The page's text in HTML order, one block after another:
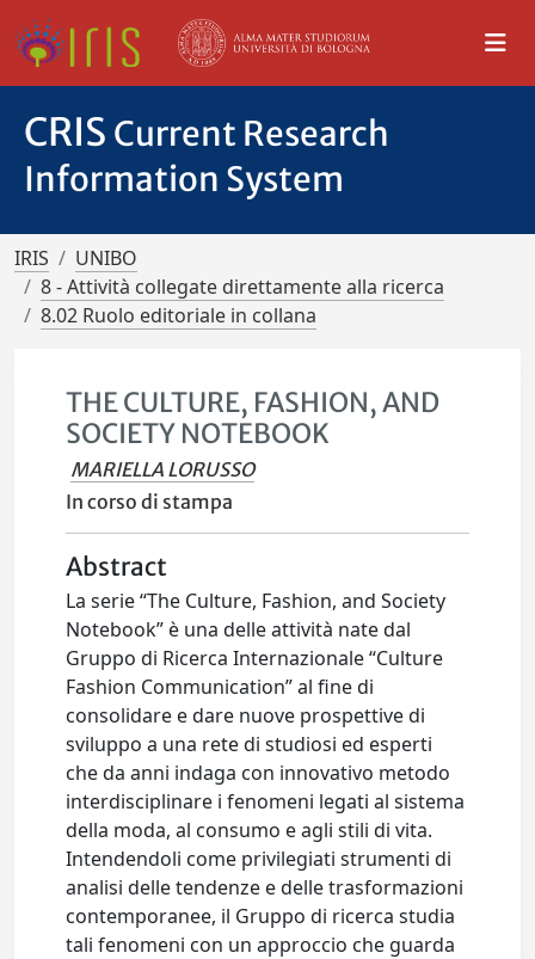
CRIS Current Research
Information System
IRIS
UNIBO
8 - Attività collegate direttamente alla ricerca
8.02 Ruolo editoriale in collana
THE CULTURE, FASHION, AND
SOCIETY NOTEBOOK
MARIELLA LORUSSO
In corso di stampa
Abstract
La serie “The Culture, Fashion, and Society
Notebook” è una delle attività nate dal
Gruppo di Ricerca Internazionale “Culture
Fashion Communication” al fine di
consolidare e dare nuove prospettive di
sviluppo a una rete di studiosi ed esperti
che da anni indaga con innovativo metodo
interdisciplinare i fenomeni legati al sistema
della moda, al consumo e agli stili di vita.
Intendendoli come privilegiati strumenti di
analisi delle tendenze e delle trasformazioni
contemporanee, il Gruppo di ricerca studia
tali fenomeni con un approccio che guarda